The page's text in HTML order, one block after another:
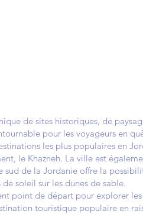
de sites historiques, de
pour les voyageurs en
les plus populaires en
le Khazneh. La ville est
sud de la Jordanie offre la
soleil sur les dunes de sable.
point de départ pour explorer
touristique populaire en